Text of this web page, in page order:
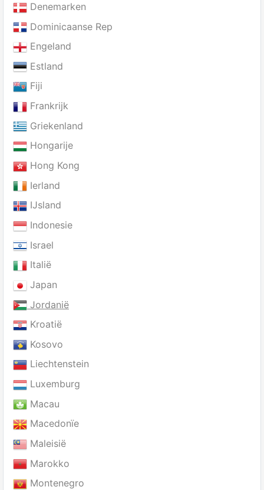
Denemarken
Dominicaanse Rep
Engeland
Estland
Fiji
Frankrijk
Griekenland
Hongarije
Hong Kong
Ierland
IJsland
Indonesie
Israel
Italië
Japan
Jordanië
Kroatië
Kosovo
Liechtenstein
Luxemburg
Macau
Macedonïe
Maleisië
Marokko
Montenegro